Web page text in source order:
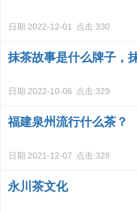
日期:2022-12-01 点击:330
抹茶故事是什么牌子，
日期:2022-10-06 点击:329
福建泉州流行什么茶？
日期:2021-12-07 点击:328
永川茶文化